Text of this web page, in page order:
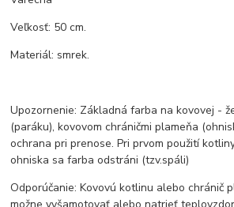
Veľkosť: 50 cm.
Materiál: smrek.
Upozornenie: Základná farba na kovovej -
(paráku), kovovom chráničmi plameňa
ochrana pri prenose. Pri prvom použití
ohniska sa farba odstráni (tzv.spáli)
Odporúčanie: Kovovú kotlinu alebo chránič